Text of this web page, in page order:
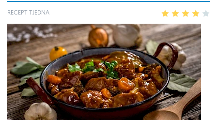
RECEPT TJEDNA 2 3 4